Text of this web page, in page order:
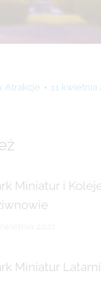
Atrakcje 11 kwietnia
Miniatur i
Miniatur